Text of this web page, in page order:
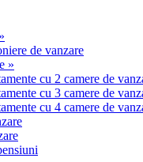
de vanzare
»
cu 2 camere de
cu 3 camere de
cu 4 camere de